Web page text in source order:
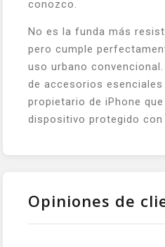
conozco.
No es la funda más
pero cumple
uso urbano
de accesorios
propietario de iPhone
dispositivo protegido con
Opiniones de